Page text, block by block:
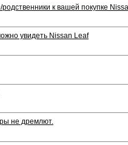
к вашей покупке
увидеть Nissan Leaf
не дремлют.